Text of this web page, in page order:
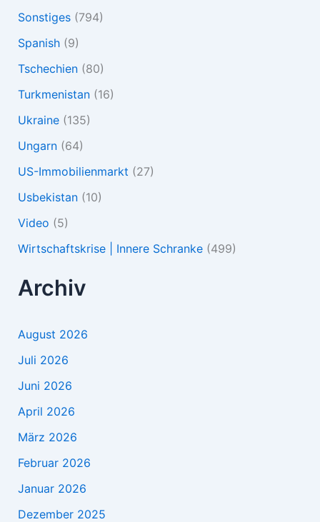
Sonstiges(794)
Spanish(9)
Tschechien(80)
Turkmenistan(16)
Ukraine(135)
Ungarn(64)
US-Immobilienmarkt (27)
Usbekistan(10)
Video (5)
Wirtschaftskrise | Innere Schranke(499)
Archiv
August 2026
Juli 2026
Juni 2026
April 2026
März 2026
Februar 2026
Januar 2026
Dezember 2025